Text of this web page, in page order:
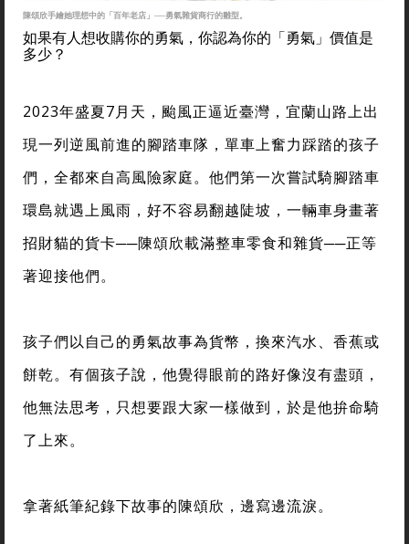
陳頌欣手繪她理想中的「百年老店」──勇氣雜貨商行的雛型。
如果有人想收購你的勇氣，你認為你的「勇氣」價值是
多少？
2023年盛夏7月天，颱風正逼近臺灣，宜蘭山路上出
現一列逆風前進的腳踏車隊，單車上奮力踩踏的孩子
們，全都來自高風險家庭。他們第一次嘗試騎腳踏車
環島就遇上風雨，好不容易翻越陡坡，一輛車身畫著
招財貓的貨卡──陳頌欣載滿整車零食和雜貨──正等
著迎接他們。
孩子們以自己的勇氣故事為貨幣，換來汽水、香蕉或
餅乾。有個孩子說，他覺得眼前的路好像沒有盡頭，
他無法思考，只想要跟大家一樣做到，於是他拚命騎
了上來。
拿著紙筆紀錄下故事的陳頌欣，邊寫邊流淚。